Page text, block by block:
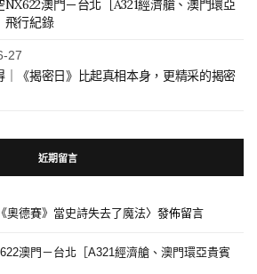
NX622澳門－台北［A321經濟艙、澳門環亞
飛行紀錄
27
｜《揭密日》比起真相本身，更精采的揭密
近期留言
奧德賽》當史詩失去了魔法〉發佈留言
澳門－台北［A321經濟艙、澳門環亞貴賓